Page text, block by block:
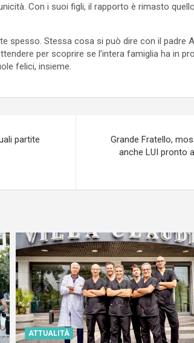
Con i suoi figli, il rapporto è rimasto
spesso. Stessa cosa si può dire con il padre
per scoprire se l’intera famiglia ha in
felici, insieme.
partite
Grande Fratello,
anche LUI pronto
ATTUALITÀ